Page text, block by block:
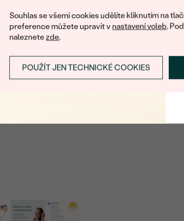
Souhlas se všemi cookies udělíte kliknutím na
preference můžete upravit v nastavení voleb.
naleznetezde.
POUŽÍT JEN TECHNICKÉ COOKIES